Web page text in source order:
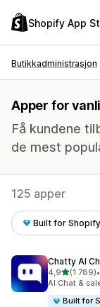
Shopify App
Butikkadministrasjon
Apper for
Få kundene
de mest
125 apper
Built for Shopify
Chatty AI
4,9av 5(1 789)
Totalt 1789 •
AI Chat &
Built for